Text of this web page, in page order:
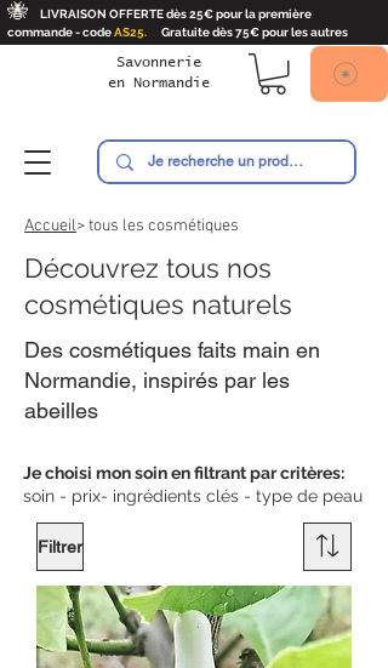
🐝
LIVRAISON OFFERTE dès 25€ pour la première
commande - codeAS25. Gratuite dès 75€ pour les autres
Savonnerie
en Normandie
Accueil> tous les cosmétiques
Découvrez tous nos
cosmétiques naturels
Des cosmétiques faits main en
Normandie, inspirés par les
abeilles
Je choisi mon soin en filtrantpar critères:
soin - prix- ingrédients clés - type de peau
Filtrer